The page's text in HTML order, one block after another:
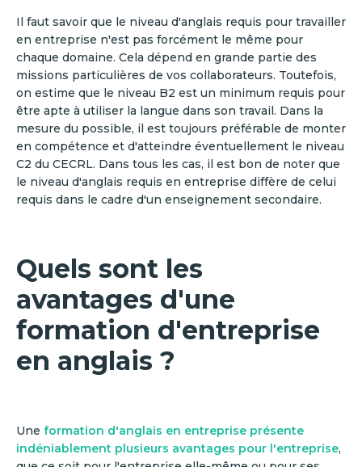
Il faut savoir que le niveau d'anglais requis pour travailler
en entreprise n'est pas forcément le même pour
chaque domaine. Cela dépend en grande partie des
missions particulières de vos collaborateurs. Toutefois,
on estime que le niveau B2 est un minimum requis pour
être apte à utiliser la langue dans son travail. Dans la
mesure du possible, il est toujours préférable de monter
en compétence et d'atteindre éventuellement le niveau
C2 du CECRL. Dans tous les cas, il est bon de noter que
le niveau d'anglais requis en entreprise diffère de celui
requis dans le cadre d'un enseignement secondaire.
Quels sont les
avantages d'une
formation d'entreprise
en anglais ?
Une formation d'anglais en entreprise présente
indéniablement plusieurs avantages pour l'entreprise,